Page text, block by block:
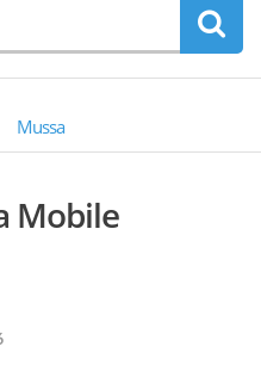
Mussa
Mobile